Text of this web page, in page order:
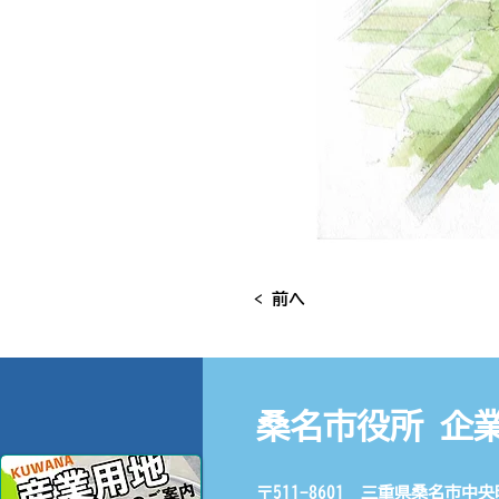
< 前へ
桑名市役所 企
〒511-8601 三重県桑名市中央